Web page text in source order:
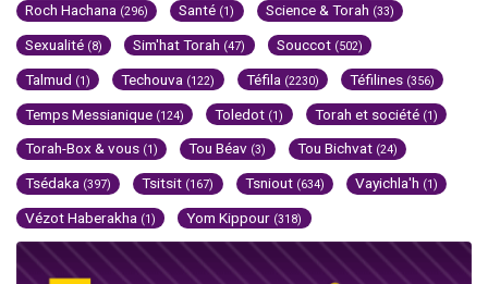
Roch Hachana (296) Santé (1) Science & Torah (33)
Sexualité (8) Sim'hat Torah (47) Souccot (502)
Talmud (1) Techouva (122) Téfila (2230) Téfilines (356)
Temps Messianique (124) Toledot (1) Torah et société (1)
Torah-Box & vous (1) Tou Béav (3) Tou Bichvat (24)
Tsédaka (397) Tsitsit (167) Tsniout (634) Vayichla'h (1)
Vézot Haberakha (1) Yom Kippour (318)